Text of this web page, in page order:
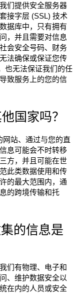
们提供安全服务器
接字层 (SSL) 技术
据库中，只有拥有
，并且需要对信息
会安全号码、财务
法确保或保证您传
也无法保证我们的任
致服务上的您的信
国家吗？
网站、通过与您的直
息可能会不时转移
方，并且可能在世
此类数据使用和传
的最大范围内，通
的跨境传输和托
的信息是
们有物理、电子和
、维护数据安全以
在内的人员或安全